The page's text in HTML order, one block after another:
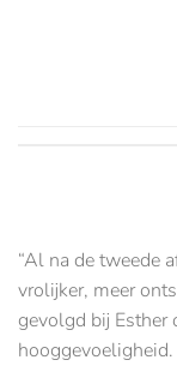
“Al na de tweede
vrolijker, meer
gevolgd bij Esther